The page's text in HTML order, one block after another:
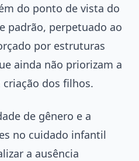
do ponto de vista do
padrão, perpetuado ao
por estruturas
ainda não priorizam a
dos filhos.
de gênero e a
no cuidado infantil
a ausência